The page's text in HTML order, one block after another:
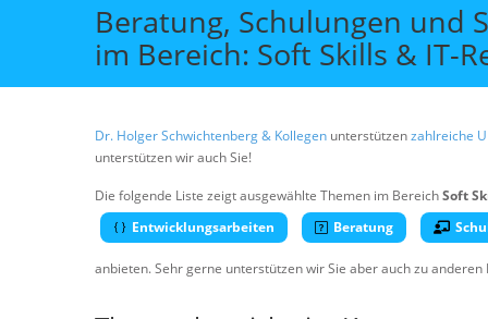
Beratung, Schulungen und
im Bereich: Soft Skills & IT-
Dr. Holger Schwichtenberg & Kollegen unterstützenzahlreiche
unterstützen wir auch Sie!
Die folgende Liste zeigt ausgewählte Themen im BereichSoft
Entwicklungsarbeiten
Beratung
anbieten. Sehr gerne unterstützen wir Sie aber auch zu